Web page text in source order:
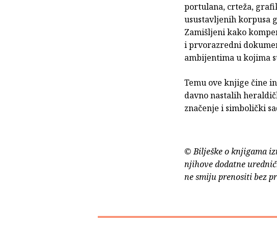
portulana, crteža,
usustavljenih korpusa
Zamišljeni kako
i prvorazredni
ambijentima u kojima
Temu ove knjige čine
davno nastalih
značenje i simbolički
© Bilješke o knjigama
njihove dodatne
ne smiju prenositi bez